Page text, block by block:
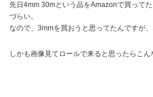
先日4mm 30mという品をAmazonで買って
づらい。
なので、3mmを買おうと思ってたんですが
しかも画像見てロールで来ると思ったらこん